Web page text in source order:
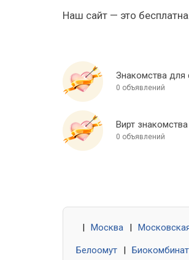
Наш сайт — это
Знакомства для
0 объявлений
Вирт знакомства
0 объявлений
Москва
Белоомут